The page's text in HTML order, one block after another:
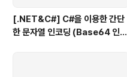
[.NET&C#] C#을 이용한 간단
한 문자열 인코딩 (Base64 인코